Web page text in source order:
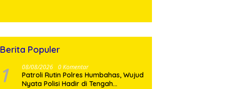
Berita Populer
1 08/08/2026 0 Komentar
Patroli Rutin Polres Humbahas, Wujud
Nyata Polisi Hadir di Tengah